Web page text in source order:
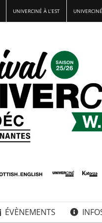
UNIVERCINÉ À L’EST
ÉVÈNEMENTS